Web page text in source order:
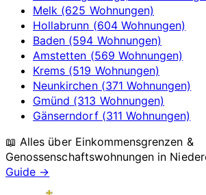
Melk (625 Wohnungen)
Hollabrunn (604 Wohnungen)
Baden (594 Wohnungen)
Amstetten (569 Wohnungen)
Krems (519 Wohnungen)
Neunkirchen (371 Wohnungen)
Gmünd (313 Wohnungen)
Gänserndorf (311 Wohnungen)
📖 Alles über Einkommensgrenzen &
Genossenschaftswohnungen in
Guide →